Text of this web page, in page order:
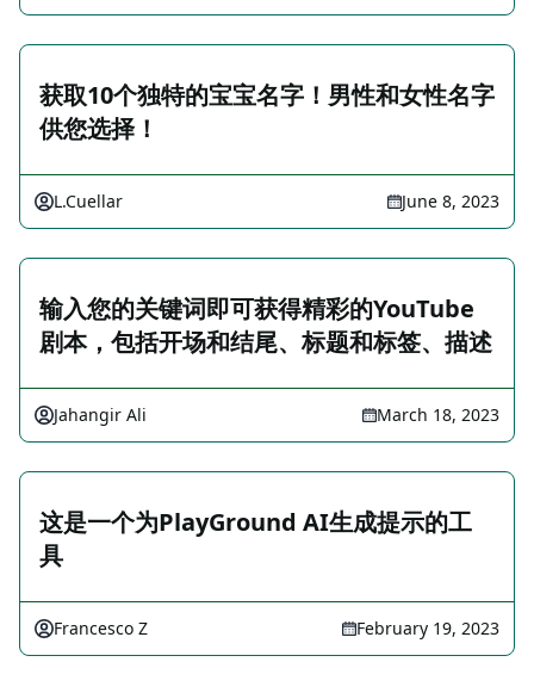
获取10个独特的宝宝名字！男性和女性名字
供您选择！
L.Cuellar June 8, 2023
输入您的关键词即可获得精彩的YouTube
剧本，包括开场和结尾、标题和标签、描述
Jahangir Ali March 18, 2023
这是一个为PlayGround AI生成提示的工
具
Francesco Z February 19, 2023